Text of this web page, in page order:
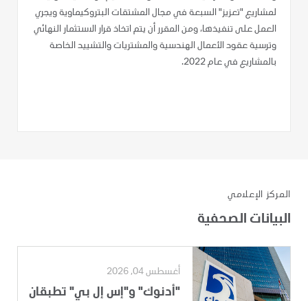
لمشاريع "تعزيز" السبعة في مجال المشتقات البتروكيماوية ويجري
العمل على تنفيذها، ومن المقرر أن يتم اتخاذ قرار الاستثمار النهائي
وترسية عقود الأعمال الهندسية والمشتريات والتشييد الخاصة
بالمشاريع في عام 2022.
المركز الإعلامي
البيانات الصحفية
أغسطس 04, 2026
"أدنوك" و"إس إل بي" تطبقان